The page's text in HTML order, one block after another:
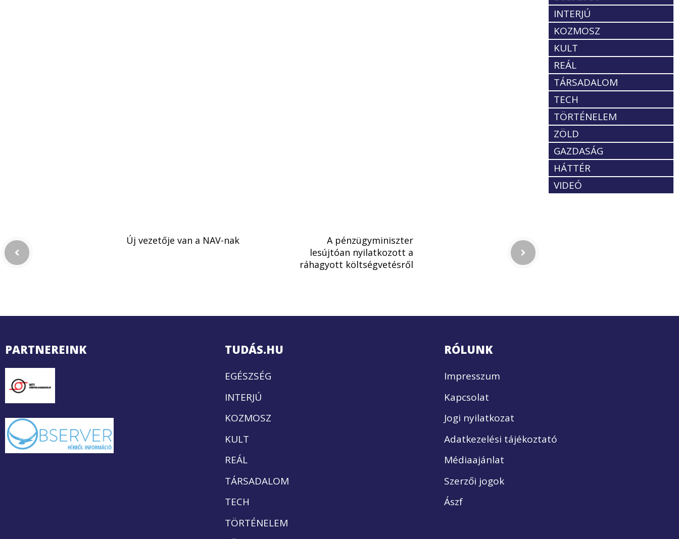
INTERJÚ
KOZMOSZ
KULT
REÁL
TÁRSADALOM
TECH
TÖRTÉNELEM
ZÖLD
GAZDASÁG
HÁTTÉR
VIDEÓ
Új vezetője van a NAV-nak
A pénzügyminiszter
lesújtóan nyilatkozott a
ráhagyott költségvetésről
PARTNEREINK TUDÁS.HU
EGÉSZSÉG
INTERJÚ
KOZMOSZ
KULT
REÁL
TÁRSADALOM
TECH
TÖRTÉNELEM
RÓLUNK
Impresszum
Kapcsolat
Jogi nyilatkozat
Adatkezelési tájékoztató
Médiaajánlat
Szerzői jogok
Ászf